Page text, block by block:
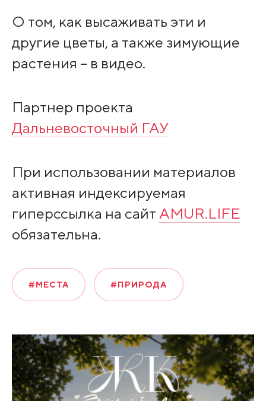
О том, как высаживать эти и
другие цветы, а также зимующие
растения – в видео.
Партнер проекта
Дальневосточный ГАУ
При использовании материалов
активная индексируемая
гиперссылка на сайт AMUR.LIFE
обязательна.
#МЕСТА #ПРИРОДА